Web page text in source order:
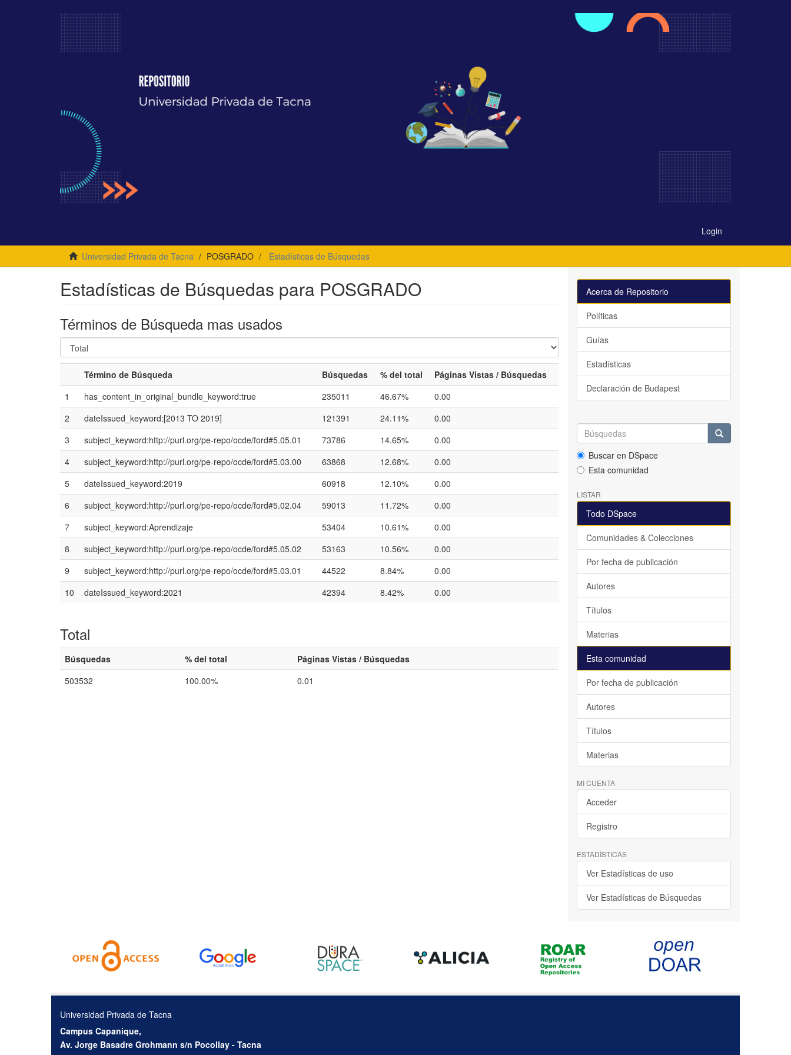
Login
Universidad Privada de Tacna POSGRADO Estadísticas de Búsquedas
Estadísticas de Búsquedas para POSGRADO
Términos de Búsqueda mas usados
Término de Búsqueda Búsquedas % del total
Páginas Vistas / Búsquedas
1
has_content_in_original_bundle_keyword:true 235011 46.67%
0.00
2
dateIssued_keyword:[2013 TO 2019] 121391 24.11%
0.00
3
subject_keyword:http://purl.org/pe-repo/ocde/ford#5.05.01 73786 14.65%
0.00
4
subject_keyword:http://purl.org/pe-repo/ocde/ford#5.03.00 63868 12.68%
0.00
5
dateIssued_keyword:2019 60918 12.10%
0.00
6
subject_keyword:http://purl.org/pe-repo/ocde/ford#5.02.04 59013 11.72%
0.00
7
subject_keyword:Aprendizaje 53404 10.61%
0.00
8
subject_keyword:http://purl.org/pe-repo/ocde/ford#5.05.02 53163 10.56%
0.00
9
subject_keyword:http://purl.org/pe-repo/ocde/ford#5.03.01 44522 8.84%
0.00
10
dateIssued_keyword:2021 42394 8.42% 0.00
Total
Búsquedas % del total
Páginas Vistas / Búsquedas
503532
100.00% 0.01
Acerca de Repositorio
Políticas
Guías
Estadísticas
Declaración de Budapest
Buscar en DSpace
Esta comunidad
LISTAR
Todo DSpace
Comunidades & Colecciones
Por fecha de publicación
Autores
Títulos
Materias
Esta comunidad
Por fecha de publicación
Autores
Títulos
Materias
MI CUENTA
Acceder
Registro
ESTADÍSTICAS
Ver Estadísticas de uso
Ver Estadísticas de Búsquedas
Universidad Privada de Tacna
Campus Capanique,
Av. Jorge Basadre Grohmann s/n Pocollay - Tacna